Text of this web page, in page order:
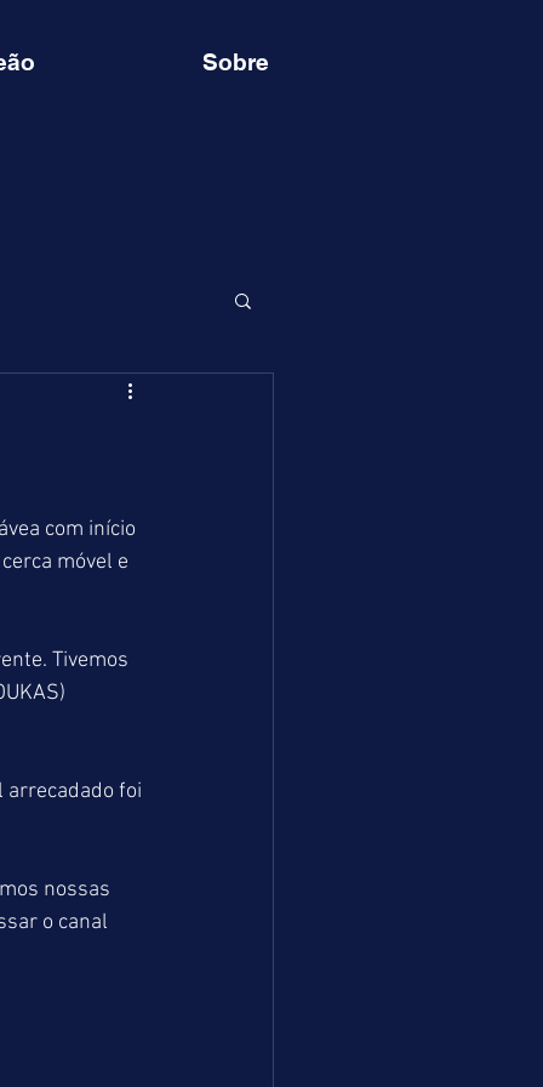
Sobre
com início
móvel e
Tivemos
arrecadado foi
nossas
o canal